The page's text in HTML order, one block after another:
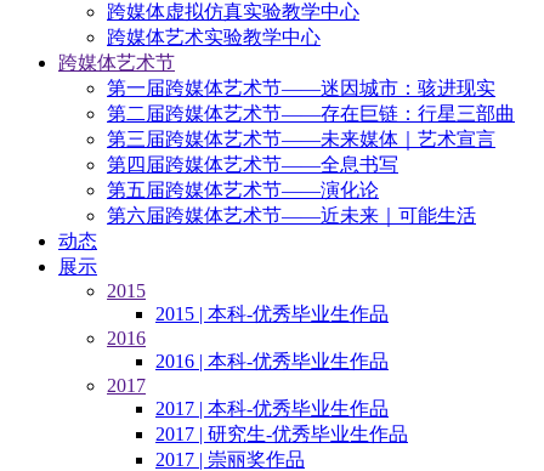
跨媒体虚拟仿真实验教学中心
跨媒体艺术实验教学中心
跨媒体艺术节
第一届跨媒体艺术节——迷因城市：骇进现实
第二届跨媒体艺术节——存在巨链：行星三部曲
第三届跨媒体艺术节——未来媒体｜艺术宣言
第四届跨媒体艺术节——全息书写
第五届跨媒体艺术节——演化论
第六届跨媒体艺术节——近未来｜可能生活
动态
展示
2015
2015 | 本科-优秀毕业生作品
2016
2016 | 本科-优秀毕业生作品
2017
2017 | 本科-优秀毕业生作品
2017 | 研究生-优秀毕业生作品
2017 | 崇丽奖作品